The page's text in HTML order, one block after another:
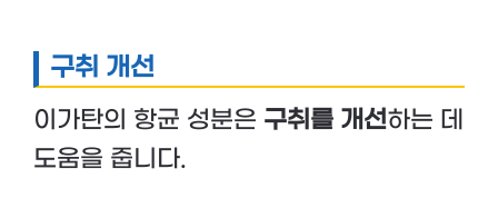
구취 개선
이가탄의 항균 성분은 구취를 개선하는 데
도움을 줍니다.